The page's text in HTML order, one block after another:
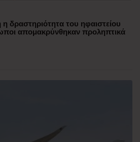
δραστηριότητα του ηφαιστείου
απομακρύνθηκαν προληπτικά